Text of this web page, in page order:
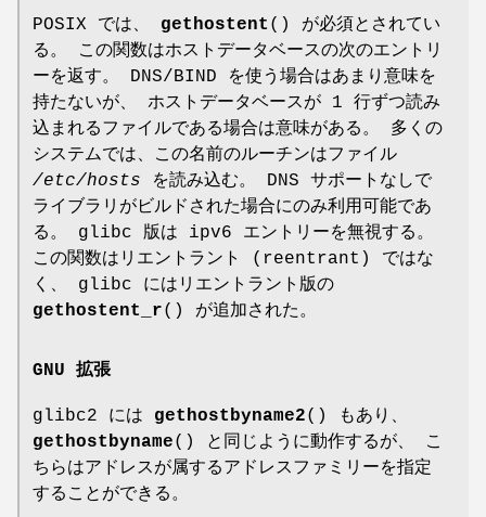
POSIX では、 gethostent () が必須とされてい
る。 この関数はホストデータベースの次のエントリ
ーを返す。 DNS/BIND を使う場合はあまり意味を
持たないが、 ホストデータベースが 1 行ずつ読み
込まれるファイルである場合は意味がある。 多くの
システムでは、この名前のルーチンはファイル
/etc/hosts を読み込む。 DNS サポートなしで
ライブラリがビルドされた場合にのみ利用可能であ
る。 glibc 版は ipv6 エントリーを無視する。
この関数はリエントラント (reentrant) ではな
く、 glibc にはリエントラント版の
gethostent_r() が追加された。
GNU 拡張
glibc2 には gethostbyname2() もあり、
gethostbyname() と同じように動作するが、 こ
ちらはアドレスが属するアドレスファミリーを指定
することができる。